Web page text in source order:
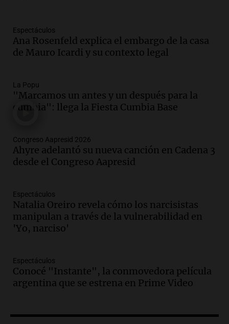
Norte muestra una leve baja en el costo
para 10 personas
Noticias
Audio.
Córdoba homenajeó a León XIV con una
pizza esculpida con su rostro
Audio.Córdoba jugará un papel clave en
la visita del Papa León XIV a Argentina
Audio.Boca se impone a Estudiantes
con gol de Azcácibar en un sólido
desempeño del equipo
Audio.
Boca Juniors obtiene una vital
victoria ante Estudiantes gracias al gol
de Santiago Azcácibar
Episodios
Espectáculos
Ana Rosenfeld explica el embargo de la casa
de Mauro Icardi y su contexto legal
La Popu
"Marcamos un antes y un después para la
cumbia": llega la Fiesta Cumbia Base
Congreso Aapresid 2026
Ahyre adelantó su nueva canción en Cadena 3
desde el Congreso Aapresid
Espectáculos
Natalia Oreiro revela cómo los narcisistas
manipulan a través de la vulnerabilidad en
'Yo, narciso'
Espectáculos
Conocé "Instante", la conmovedora película
argentina que se estrena en Prime Video